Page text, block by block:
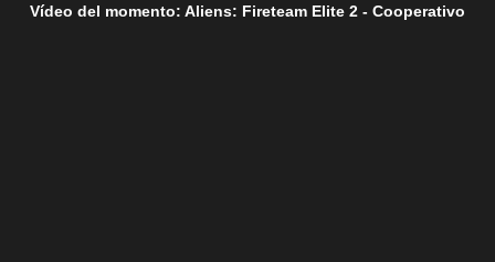
Vídeo del momento: Aliens: Fireteam Elite 2 - Cooperativo